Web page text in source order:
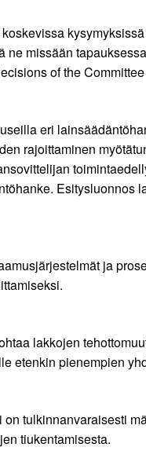
missään
of the
eri
rajoittaminen
Esitysluonnos
ja
lakkojen
etenkin pienempien
tulkinnanvaraisesti
tiukentamisesta.